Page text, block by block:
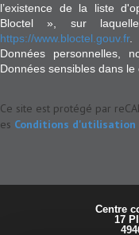
l’existence de la liste
Bloctel », sur
https://www.bloctel.gouv.fr.
Données personnelles,
Données sensibles dans le
Ce site est protégé par
es Conditions d'utilisation
17